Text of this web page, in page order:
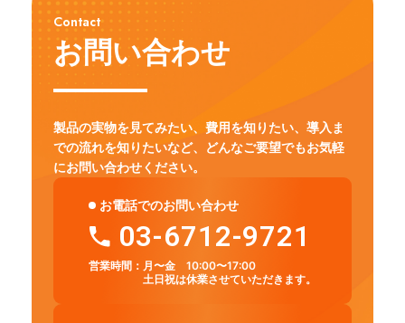
Contact
お問い合わせ
製品の実物を見てみたい、費用を知りたい、導入ま
での流れを知りたいなど、
どんなご要望でもお気軽
にお問い合わせください。
お電話でのお問い合わせ
03-6712-9721
営業時間： 月〜金 10:00〜17:00
土日祝は休業させていただきます。